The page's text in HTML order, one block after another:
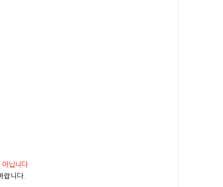
닙니다.
랍니다.